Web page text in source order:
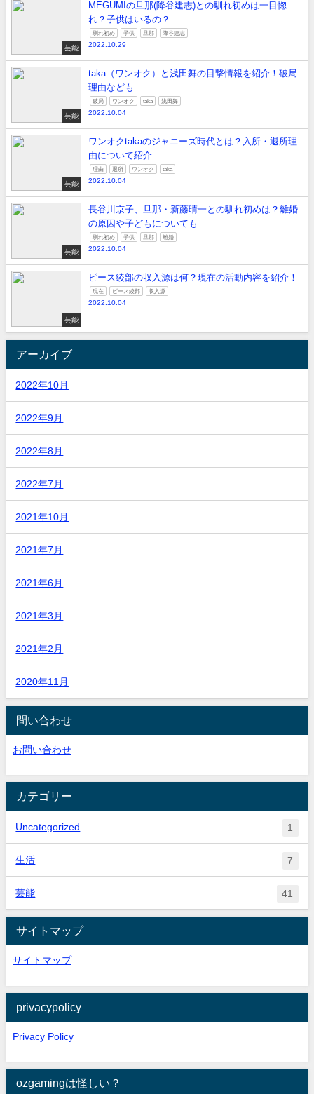
芸能
MEGUMIの旦那(降谷建志)との馴れ初めは一目惚
れ？子供はいるの？
馴れ初め 子供 旦那 降谷建志
2022.10.29
芸能
taka（ワンオク）と浅田舞の目撃情報を紹介！破局
理由なども
破局 ワンオク taka 浅田舞
2022.10.04
芸能
ワンオクtakaのジャニーズ時代とは？入所・退所理
由について紹介
理由 退所 ワンオク taka
2022.10.04
芸能
長谷川京子、旦那・新藤晴一との馴れ初めは？離婚
の原因や子どもについても
馴れ初め 子供 旦那 離婚
2022.10.04
芸能
ピース綾部の収入源は何？現在の活動内容を紹介！
現在 ピース綾部 収入源
2022.10.04
アーカイブ
2022年10月
2022年9月
2022年8月
2022年7月
2021年10月
2021年7月
2021年6月
2021年3月
2021年2月
2020年11月
問い合わせ
お問い合わせ
カテゴリー
Uncategorized 1
生活 7
芸能 41
サイトマップ
サイトマップ
privacypolicy
Privacy Policy
ozgamingは怪しい？